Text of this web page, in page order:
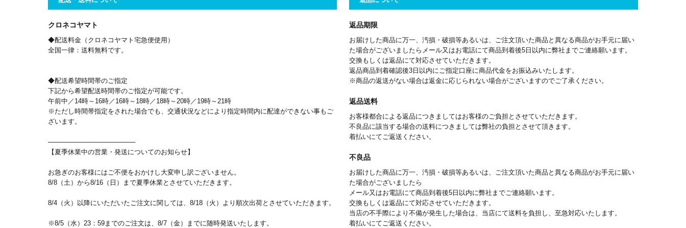
クロネコヤマト
◆配送料金（クロネコヤマト宅急便使用）
全国一律：送料無料です。
◆配送希望時間帯のご指定
下記から希望配送時間帯のご指定が可能です。
午前中／14時～16時／16時～18時／18時～20時／19時～21時
※ただし時間帯指定をされた場合でも、交通状況などにより指定時間内に配達ができない事もご
ざいます。
───────────────────
【夏季休業中の営業・発送についてのお知らせ】
お急ぎのお客様にはご不便をおかけし大変申し訳ございません。
8/8（土）から8/16（日）まで夏季休業とさせていただきます。
8/4（火）以降にいただいたご注文に関しては、8/18（火）より順次出荷とさせていただきます。
※8/5（水）23：59までのご注文は、8/7（金）までに随時発送いたします。
返品期限
お届けした商品に万一、汚損・破損等あるいは、ご注文頂いた商品と異なる商品がお手元に届い
た場合がございましたらメール又はお電話にて商品到着後5日以内に弊社までご連絡願います。
交換もしくは返品にて対応させていただきます。
返品商品到着確認後3日以内にご指定口座に商品代金をお振込みいたします。
※商品の返送がない場合は返金に応じられない場合がございますのでご了承ください。
返品送料
お客様都合による返品につきましてはお客様のご負担とさせていただきます。
不良品に該当する場合の送料につきましては弊社の負担とさせて頂きます。
着払いにてご返送ください。
不良品
お届けした商品に万一、汚損・破損等あるいは、ご注文頂いた商品と異なる商品がお手元に届い
た場合がございましたら
メール又はお電話にて商品到着後5日以内に弊社までご連絡願います。
交換もしくは返品にて対応させていただきます。
当店の不手際により不備が発生した場合は、当店にて送料を負担し、至急対応いたします。
着払いにてご返送ください。